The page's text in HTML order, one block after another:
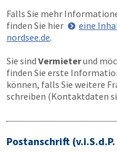
Falls Sie mehr
finden Sie hier
eine
nordsee.de.
Sie sind Vermieterund
finden Sie erste
können, falls Sie weitere
schreiben (Kontaktdaten
Postanschrift